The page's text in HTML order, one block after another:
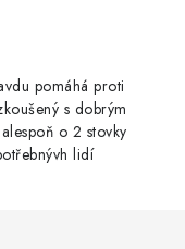
pomáhá proti
s dobrým
o 2 stovky
lidí